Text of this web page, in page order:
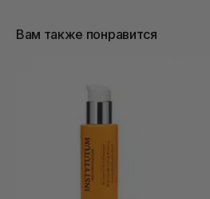
Вам также понравится